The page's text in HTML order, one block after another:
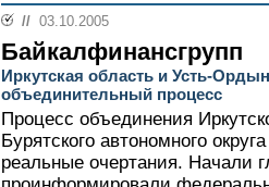
// 03.10.2005
Байкалфинансгрупп
Иркутская область и Усть-
объединительный процесс
Процесс объединения
Бурятского автономного
реальные очертания. Начали